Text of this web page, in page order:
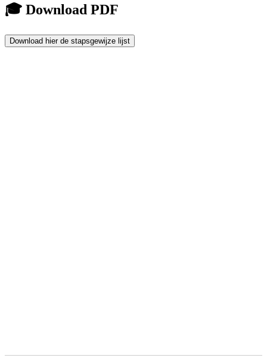
🎓 Download PDF
Download hier de stapsgewijze lijst